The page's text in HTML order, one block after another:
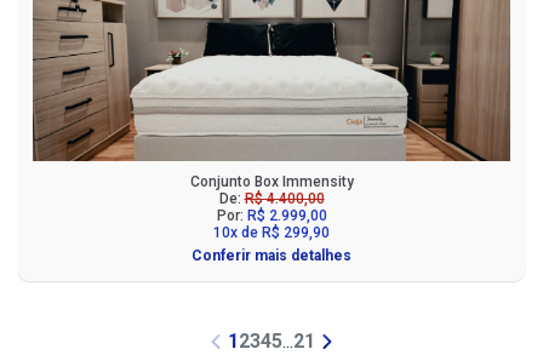
Conjunto Box Immensity
De:R$ 4.400,00
Por: R$ 2.999,00
10x de R$ 299,90
Conferir mais detalhes
1 2345...21